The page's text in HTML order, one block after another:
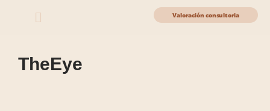
Valoración consultoria
TheEye